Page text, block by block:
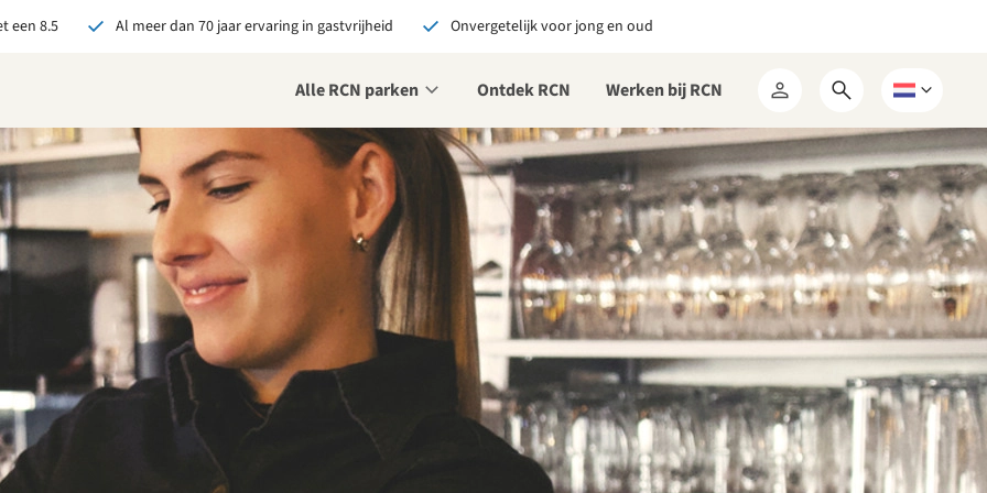
een 8.5 Al meer dan 70 jaar ervaring in gastvrijheid Onvergetelijk voor jong en oud
Alle RCN parken Ontdek RCN Werken bij RCN
Mijn
RCN
Open
zoekformulier
Kies
een
taal
bij RCN boekt, krijg je:
De beste prijsgarantie
Exclusieve voordelen
Persoonlijk contact
alle voordelen